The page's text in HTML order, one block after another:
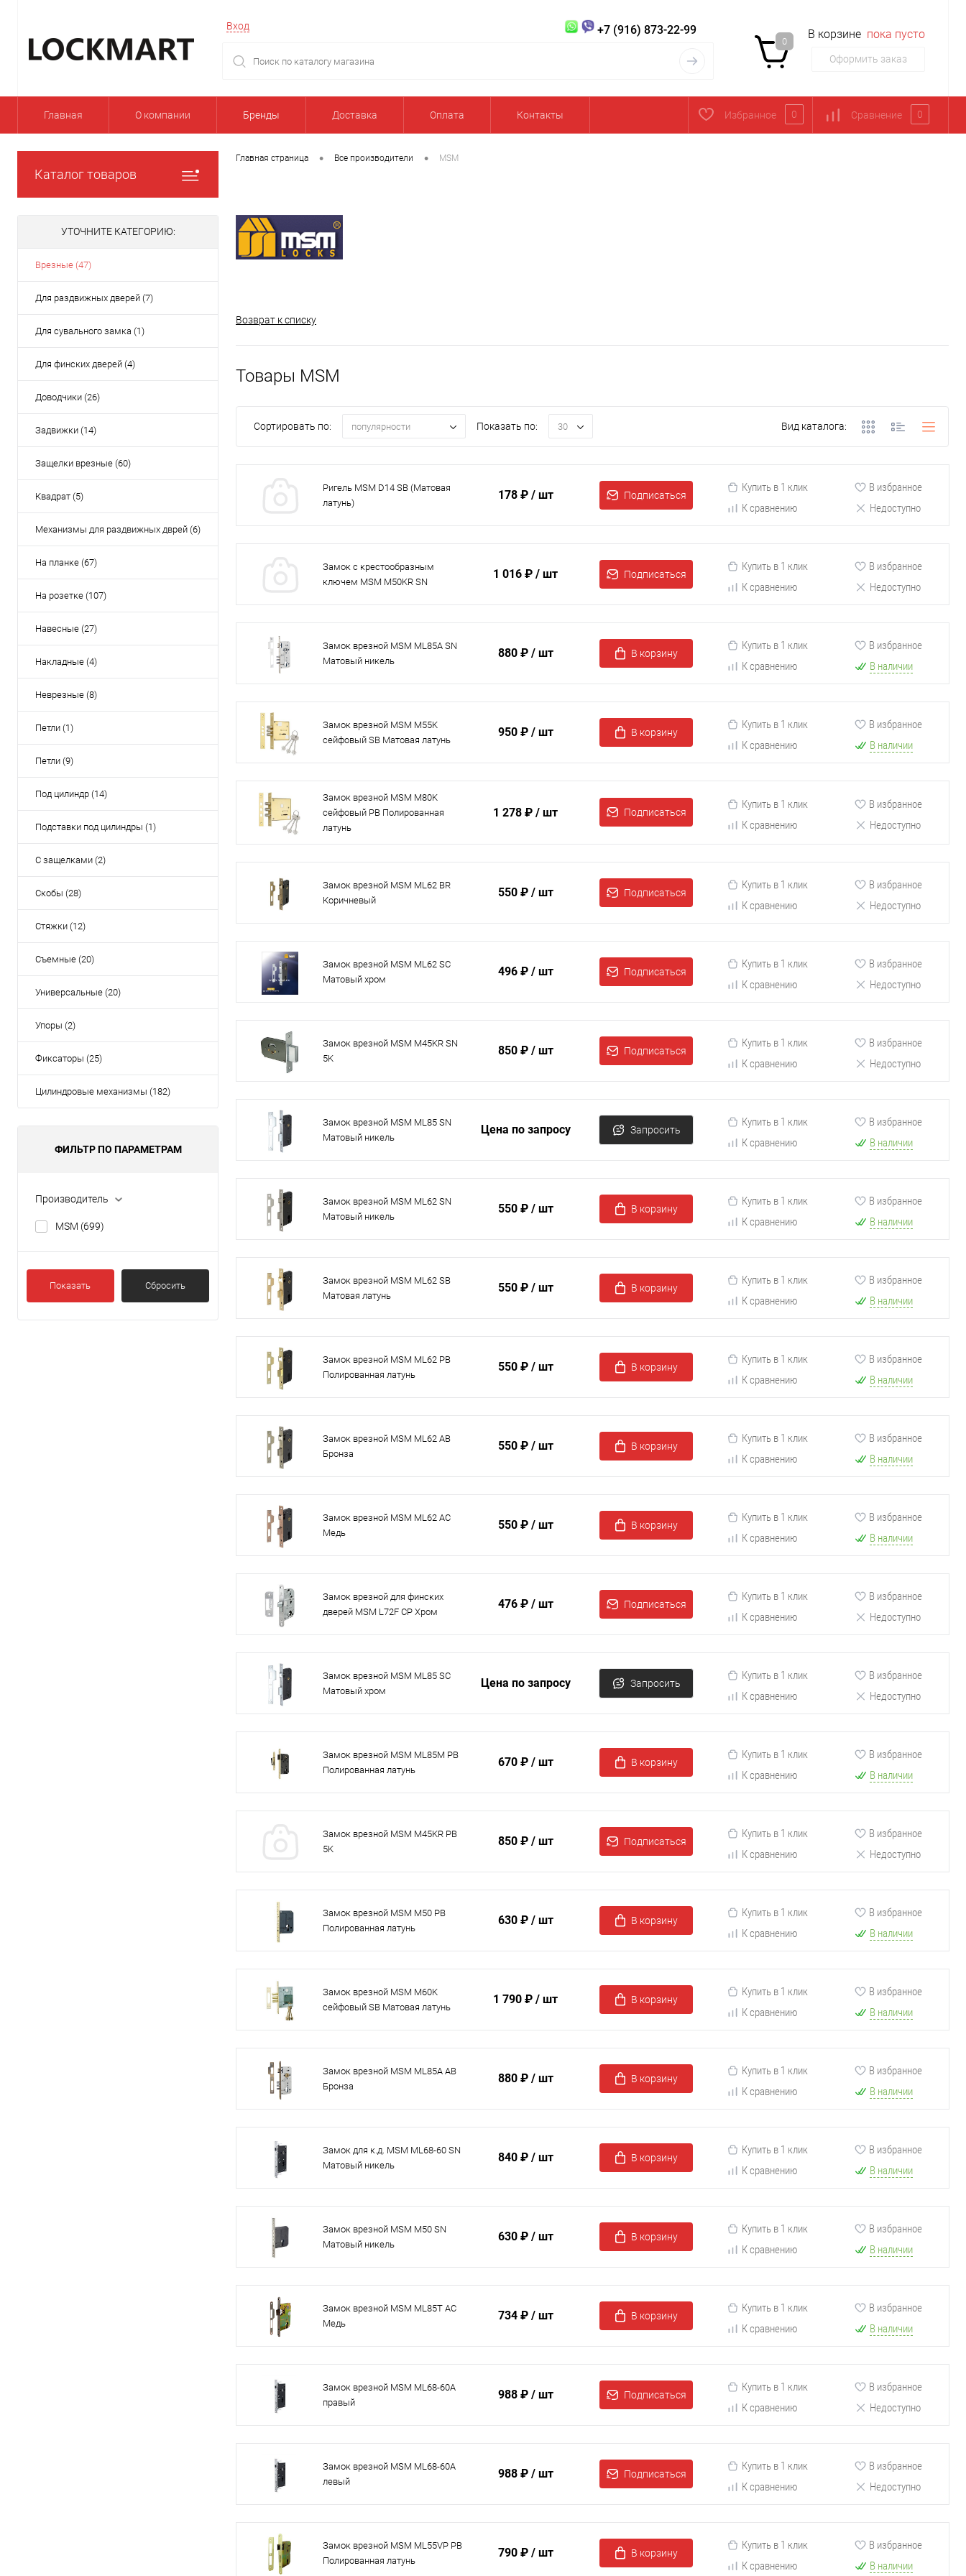
Вход +7 (916) 873-22-99
0
В корзине пока пусто
Оформить заказ
Главная О компании Бренды Доставка Оплата Контакты Избранное 0 Сравнение 0
Каталог товаров
УТОЧНИТЕ КАТЕГОРИЮ:
Врезные (47)
Для раздвижных дверей (7)
Для сувального замка (1)
Для финских дверей (4)
Доводчики (26)
Задвижки (14)
Защелки врезные (60)
Квадрат (5)
Механизмы для раздвижных дврей (6)
На планке (67)
На розетке (107)
Навесные (27)
Накладные (4)
Неврезные (8)
Петли (1)
Петли (9)
Под цилиндр (14)
Подставки под цилиндры (1)
С защелками (2)
Скобы (28)
Стяжки (12)
Съемные (20)
Универсальные (20)
Упоры (2)
Фиксаторы (25)
Цилиндровые механизмы (182)
ФИЛЬТР ПО ПАРАМЕТРАМ
Производитель
MSM (699)
Показать Сбросить
Главная страница • Все производители • MSM
Возврат к списку
Товары MSM
Сортировать по: популярности Показать по: 30 Вид каталога:
Ригель MSM D14 SB (Матовая
латунь)
178 ₽ / шт Подписаться
Купить в 1 клик
К сравнению
В избранное
Недоступно
Замок с крестообразным
ключем MSM M50KR SN
1 016 ₽ / шт Подписаться
Купить в 1 клик
К сравнению
В избранное
Недоступно
Замок врезной MSM ML85A SN
Матовый никель
880 ₽ / шт В корзину
Купить в 1 клик
К сравнению
В избранное
В наличии
Замок врезной MSM M55K
сейфовый SB Матовая латунь
950 ₽ / шт В корзину
Купить в 1 клик
К сравнению
В избранное
В наличии
Замок врезной MSM M80K
сейфовый PB Полированная
латунь
1 278 ₽ / шт Подписаться
Купить в 1 клик
К сравнению
В избранное
Недоступно
Замок врезной MSM ML62 BR
Коричневый
550 ₽ / шт Подписаться
Купить в 1 клик
К сравнению
В избранное
Недоступно
Замок врезной MSM ML62 SC
Матовый хром
496 ₽ / шт Подписаться
Купить в 1 клик
К сравнению
В избранное
Недоступно
Замок врезной MSM M45KR SN
5K
850 ₽ / шт Подписаться
Купить в 1 клик
К сравнению
В избранное
Недоступно
Замок врезной MSM ML85 SN
Матовый никель
Цена по запросу Запросить
Купить в 1 клик
К сравнению
В избранное
В наличии
Замок врезной MSM ML62 SN
Матовый никель
550 ₽ / шт В корзину
Купить в 1 клик
К сравнению
В избранное
В наличии
Замок врезной MSM ML62 SB
Матовая латунь
550 ₽ / шт В корзину
Купить в 1 клик
К сравнению
В избранное
В наличии
Замок врезной MSM ML62 PB
Полированная латунь
550 ₽ / шт В корзину
Купить в 1 клик
К сравнению
В избранное
В наличии
Замок врезной MSM ML62 AB
Бронза
550 ₽ / шт В корзину
Купить в 1 клик
К сравнению
В избранное
В наличии
Замок врезной MSM ML62 AC
Медь
550 ₽ / шт В корзину
Купить в 1 клик
К сравнению
В избранное
В наличии
Замок врезной для финских
дверей MSM L72F CP Хром
476 ₽ / шт Подписаться
Купить в 1 клик
К сравнению
В избранное
Недоступно
Замок врезной MSM ML85 SC
Матовый хром
Цена по запросу Запросить
Купить в 1 клик
К сравнению
В избранное
Недоступно
Замок врезной MSM ML85M PB
Полированная латунь
670 ₽ / шт В корзину
Купить в 1 клик
К сравнению
В избранное
В наличии
Замок врезной MSM M45KR PB
5K
850 ₽ / шт Подписаться
Купить в 1 клик
К сравнению
В избранное
Недоступно
Замок врезной MSM M50 PB
Полированная латунь
630 ₽ / шт В корзину
Купить в 1 клик
К сравнению
В избранное
В наличии
Замок врезной MSM M60K
сейфовый SB Матовая латунь
1 790 ₽ / шт В корзину
Купить в 1 клик
К сравнению
В избранное
В наличии
Замок врезной MSM ML85A AB
Бронза
880 ₽ / шт В корзину
Купить в 1 клик
К сравнению
В избранное
В наличии
Замок для к.д. MSM ML68-60 SN
Матовый никель
840 ₽ / шт В корзину
Купить в 1 клик
К сравнению
В избранное
В наличии
Замок врезной MSM M50 SN
Матовый никель
630 ₽ / шт В корзину
Купить в 1 клик
К сравнению
В избранное
В наличии
Замок врезной MSM ML85T AC
Медь
734 ₽ / шт В корзину
Купить в 1 клик
К сравнению
В избранное
В наличии
Замок врезной MSM ML68-60A
правый
988 ₽ / шт Подписаться
Купить в 1 клик
К сравнению
В избранное
Недоступно
Замок врезной MSM ML68-60A
левый
988 ₽ / шт Подписаться
Купить в 1 клик
К сравнению
В избранное
Недоступно
Замок врезной MSM ML55VP PB
Полированная латунь
790 ₽ / шт В корзину
Купить в 1 клик
К сравнению
В избранное
В наличии